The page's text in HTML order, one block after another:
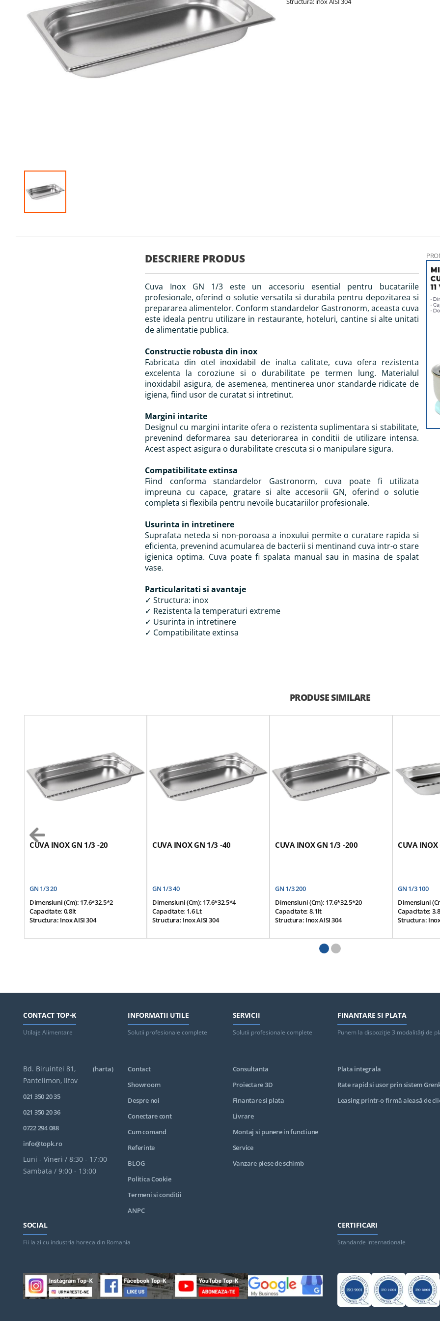
to
DESCRIERE PRODUS
Cuva Inox GN 1/3 este un accesoriu esential pentru bucatariile
profesionale, oferind o solutie versatila si durabila pentru depozitarea si
prepararea alimentelor. Conform standardelor Gastronorm, aceasta cuva
este ideala pentru utilizare in restaurante, hoteluri, cantine si alte unitati
de alimentatie publica.
Constructie robusta din inox
Fabricata din otel inoxidabil de inalta calitate, cuva ofera rezistenta
excelenta la coroziune si o durabilitate pe termen lung. Materialul
inoxidabil asigura, de asemenea, mentinerea unor standarde ridicate de
igiena, fiind usor de curatat si intretinut.
Margini intarite
Designul cu margini intarite ofera o rezistenta suplimentara si stabilitate,
prevenind deformarea sau deteriorarea in conditii de utilizare intensa.
Acest aspect asigura o durabilitate crescuta si o manipulare sigura.
Compatibilitate extinsa
Fiind conforma standardelor Gastronorm, cuva poate fi utilizata
impreuna cu capace, gratare si alte accesorii GN, oferind o solutie
completa si flexibila pentru nevoile bucatariilor profesionale.
Usurinta in intretinere
Suprafata neteda si non-poroasa a inoxului permite o curatare rapida si
eficienta, prevenind acumularea de bacterii si mentinand cuva intr-o stare
igienica optima. Cuva poate fi spalata manual sau in masina de spalat
vase.
Particularitati si avantaje
✓ Structura: inox
✓ Rezistenta la temperaturi extreme
✓ Usurinta in intretinere
✓ Compatibilitate extinsa
PRODUSE SIMILARE
CUVA INOX GN 1/3 -20
GN 1/3 20
Dimensiuni (cm): 17.6*32.5*2
Capacitate: 0.8lt
Structura: Inox AISI 304
CUVA INOX GN 1/3 -40
GN 1/3 40
Dimensiuni (cm): 17.6*32.5*4
Capacitate: 1.6 Lt
Structura: Inox AISI 304
CUVA INOX GN 1/3 -200
GN 1/3 200
Dimensiuni (cm): 17.6*32.5*20
Capacitate: 8.1lt
Structura: Inox AISI 304
CUVA
GN 1/3 100
Dimensiuni
Capacitate:
Structura:
CONTACT TOP-K
Utilaje Alimentare
Bd. Biruintei 81,
Pantelimon, Ilfov
(harta)
021 350 20 35
021 350 20 36
0722 294 088
info@topk.ro
Luni - Vineri / 8:30 - 17:00
Sambata / 9:00 - 13:00
INFORMATII UTILE
Solutii profesionale complete
Contact
Showroom
Despre noi
Conectare cont
Cum comand
Referinte
BLOG
Politica Cookie
Termeni si conditii
ANPC
SERVICII
Solutii profesionale complete
Consultanta
Proiectare 3D
Finantare si plata
Livrare
Montaj si punere in functiune
Service
Vanzare piese de schimb
FINANTARE SI PLATA
Punem la dispoziţie 3 modalităţi de
Plata integrala
Rate rapid si usor prin sistem
Leasing printr-o firmă aleasă de
SOCIAL
Fii la zi cu industria horeca din Romania
CERTIFICARI
Standarde internationale